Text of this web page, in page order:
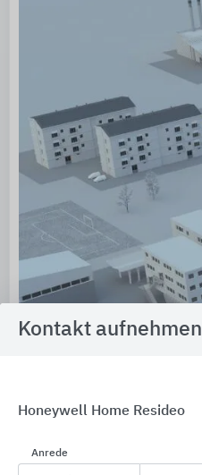
Kontakt aufnehmen
Honeywell Home Resideo
Anrede